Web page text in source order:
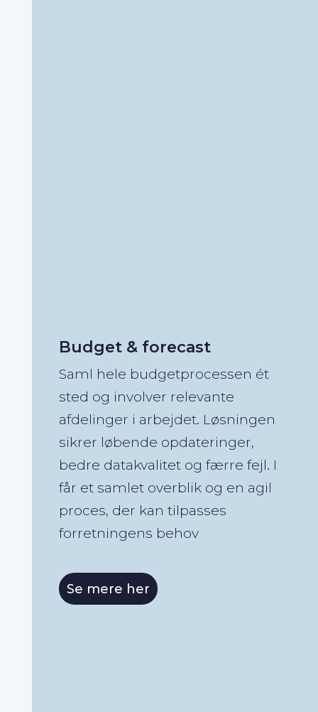
Budget & forecast
Saml hele budgetprocessen ét
sted og involver relevante
afdelinger i arbejdet. Løsningen
sikrer løbende opdateringer,
bedre datakvalitet og færre fejl. I
får et samlet overblik og en agil
proces, der kan tilpasses
forretningens behov
Se mere her